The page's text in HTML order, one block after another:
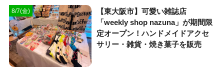
8/7(金)
【東大阪市】可愛い雑誌店
「weekly shop nazuna」が期間限
定オープン！ハンドメイドアクセ
サリー・雑貨・焼き菓子を販売